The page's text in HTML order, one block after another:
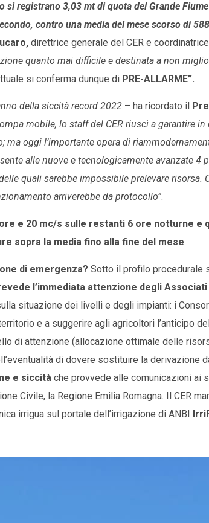
si registrano 3,03 mt di quota del Grande
contro una media del mese scorso di
direttrice generale del CER e
quanto mai difficile e destinata a non
si conferma dunque di PRE-ALLARME”.
della siccità record 2022– ha ricordato il
mobile, lo staff del CER riuscì a garantire
oggi l’importante opera di
alle nuove e tecnologicamente avanzate 4
quali sarebbe impossibile prelevare risorsa.
arriverebbe da protocollo”.
e 20 mc/s sulle restanti 6 ore notturne
sopra la media fino alla fine del mese.
di emergenza? Sotto il profilo procedurale
l’immediata attenzione degli
situazione dei livelli e degli impianti: i
e a suggerire agli agricoltori l’anticipo
di attenzione (allocazione ottimale delle
di dovere sostituire la derivazione
e siccitàche provvede alle comunicazioni ai
Civile, la Regione Emilia Romagna. Il CER
irrigua sul portale dell’irrigazione di ANBI